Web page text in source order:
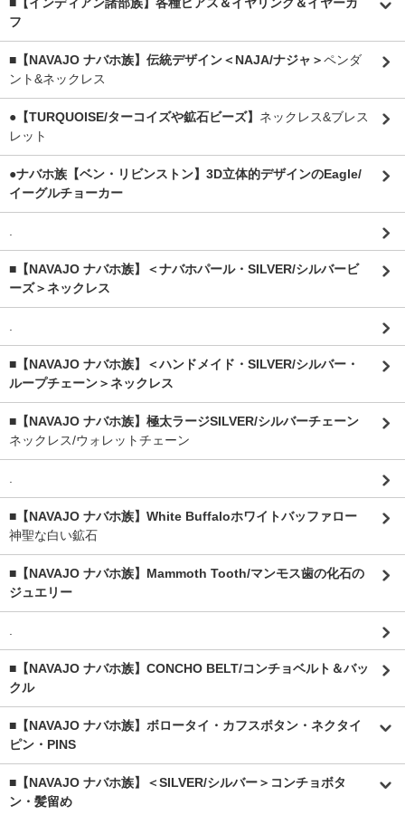
フ
■【NAVAJO ナバホ族】伝統デザイン＜NAJA/ナジャ＞ペンダ
ント&ネックレス
●【TURQUOISE/ターコイズや鉱石ビーズ】 ネックレス&ブレス
レット
●ナバホ族【ベン・リビンストン】3D立体的デザインのEagle/
イーグルチョーカー
■【NAVAJO ナバホ族】＜ナバホパール・SILVER/シルバービ
ーズ＞ネックレス
■【NAVAJO ナバホ族】＜ハンドメイド・SILVER/シルバー・
ループチェーン＞ネックレス
■【NAVAJO ナバホ族】極太ラージSILVER/シルバーチェーン
ネックレス/ウォレットチェーン
■【NAVAJO ナバホ族】White Buffaloホワイトバッファロー
神聖な白い鉱石
■【NAVAJO ナバホ族】Mammoth Tooth/マンモス歯の化石の
ジュエリー
■【NAVAJO ナバホ族】CONCHO BELT/コンチョベルト＆バッ
クル
■【NAVAJO ナバホ族】ボロータイ・カフスボタン・ネクタイ
ピン・PINS
■【NAVAJO ナバホ族】＜SILVER/シルバー＞コンチョボタ
ン・髪留め